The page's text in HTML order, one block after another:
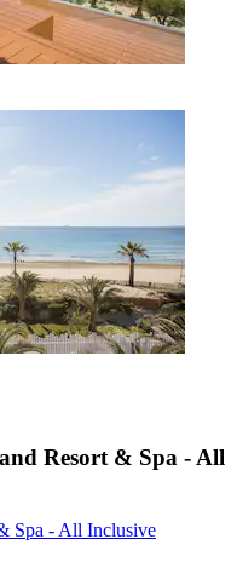
Resort & Spa - All
Spa - All Inclusive